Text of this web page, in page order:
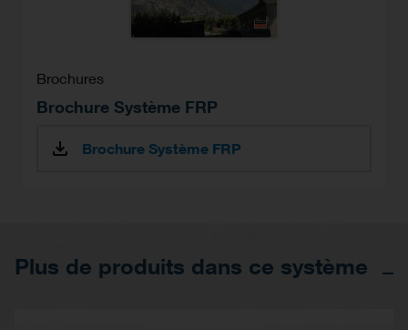
Brochures
Brochure Système FRP
Brochure Système FRP
Plus de produits dans ce système